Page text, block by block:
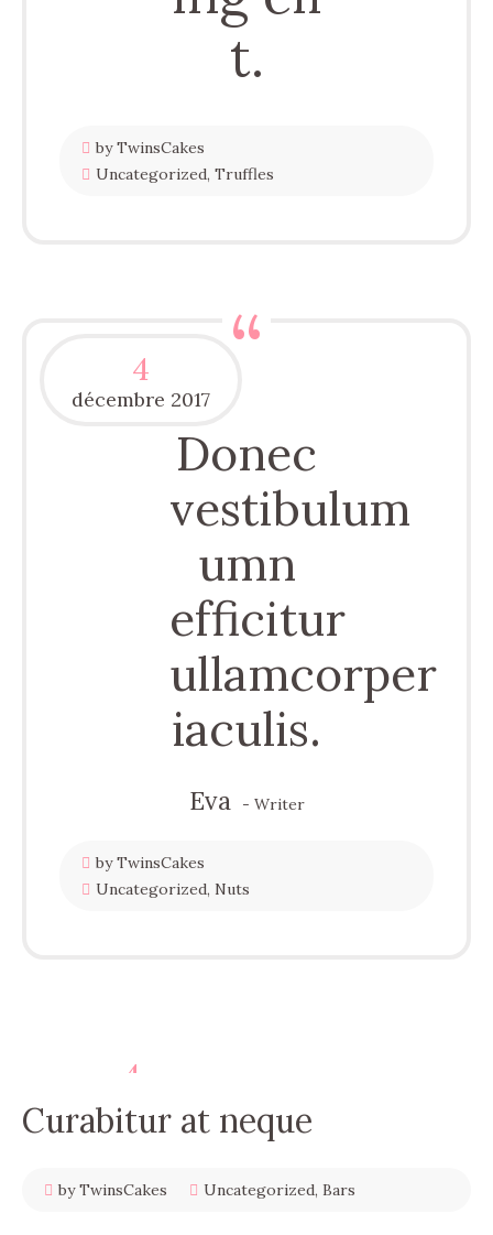
t.
by TwinsCakes
Uncategorized, Truffles
4
décembre 2017
Donec
vestibulum
umn
efficitur
ullamcorper
iaculis.
Eva - Writer
by TwinsCakes
Uncategorized, Nuts
4
décembre
Curabitur at neque
by TwinsCakes Uncategorized, Bars